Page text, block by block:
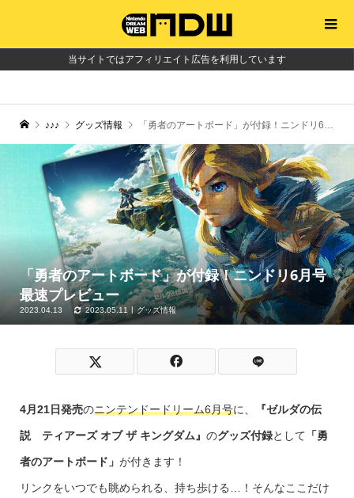
当サイトではアフィリエイト広告を利用しています
♪♪♪ グッズ情報 「勇者のアートボード」が付録！ニンドリ6月号最速プレビュー
「勇者のアートボード」が付録！ニンドリ6月号
最速プレビュー
2023.04.13 2023.05.11 グッズ情報
4月21日発売のニンテンドードリーム6月号に、 『ゼルダの伝
説 ティアーズ オブ ザ キングダム』 のグッズ付録として 「勇
者のアートボード」 が付きます！
リンクをいつでも眺められる、持ち歩ける…！そんなここだけ